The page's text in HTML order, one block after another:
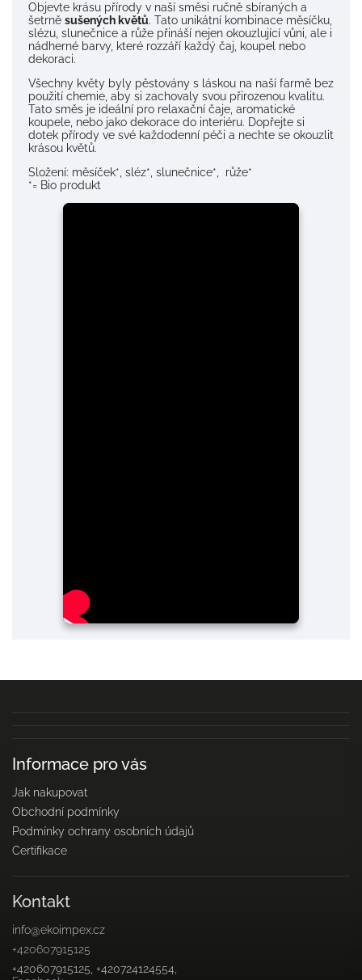
Objevte krásu přírody v naší směsi ručně sbíraných a
šetrně sušených květů. Tato unikátní kombinace měsíčku,
slézu, slunečnice a růže přináší nejen okouzlující vůni, ale i
nádherné barvy, které rozzáří každý čaj, koupel nebo
dekoraci.
Všechny květy byly pěstovány s láskou na naší farmě bez
použití chemie, aby si zachovaly svou přirozenou kvalitu.
Tato směs je ideální pro relaxační čaje, aromatické
koupele, nebo jako dekorace do interiéru. Dopřejte si
dotek přírody ve své každodenní péči a nechte se okouzlit
krásou květů.
Složení: měsíček*, sléz*, slunečnice*, růže*
*= Bio produkt
Informace pro vás
Jak nakupovat
Obchodní podmínky
Podmínky ochrany osobních údajů
Certifikace
Kontakt
info@ekoimpex.cz
+420607915125
+420607915125, +420724124554,